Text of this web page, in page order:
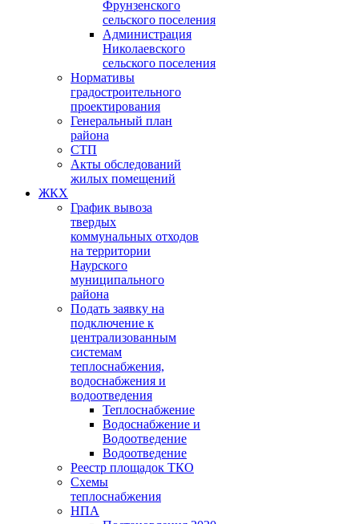
Фрунзенского
сельского поселения
Администрация
Николаевского
сельского поселения
Нормативы
градостроительного
проектирования
Генеральный план
района
СТП
Акты обследований
жилых помещений
ЖКХ
График вывоза
твердых
коммунальных отходов
на территории
Наурского
муниципального
района
Подать заявку на
подключение к
централизованным
системам
теплоснабжения,
водоснабжения и
водоотведения
Теплоснабжение
Водоснабжение и
Водоотведение
Водоотведение
Реестр площадок ТКО
Схемы
теплоснабжения
НПА